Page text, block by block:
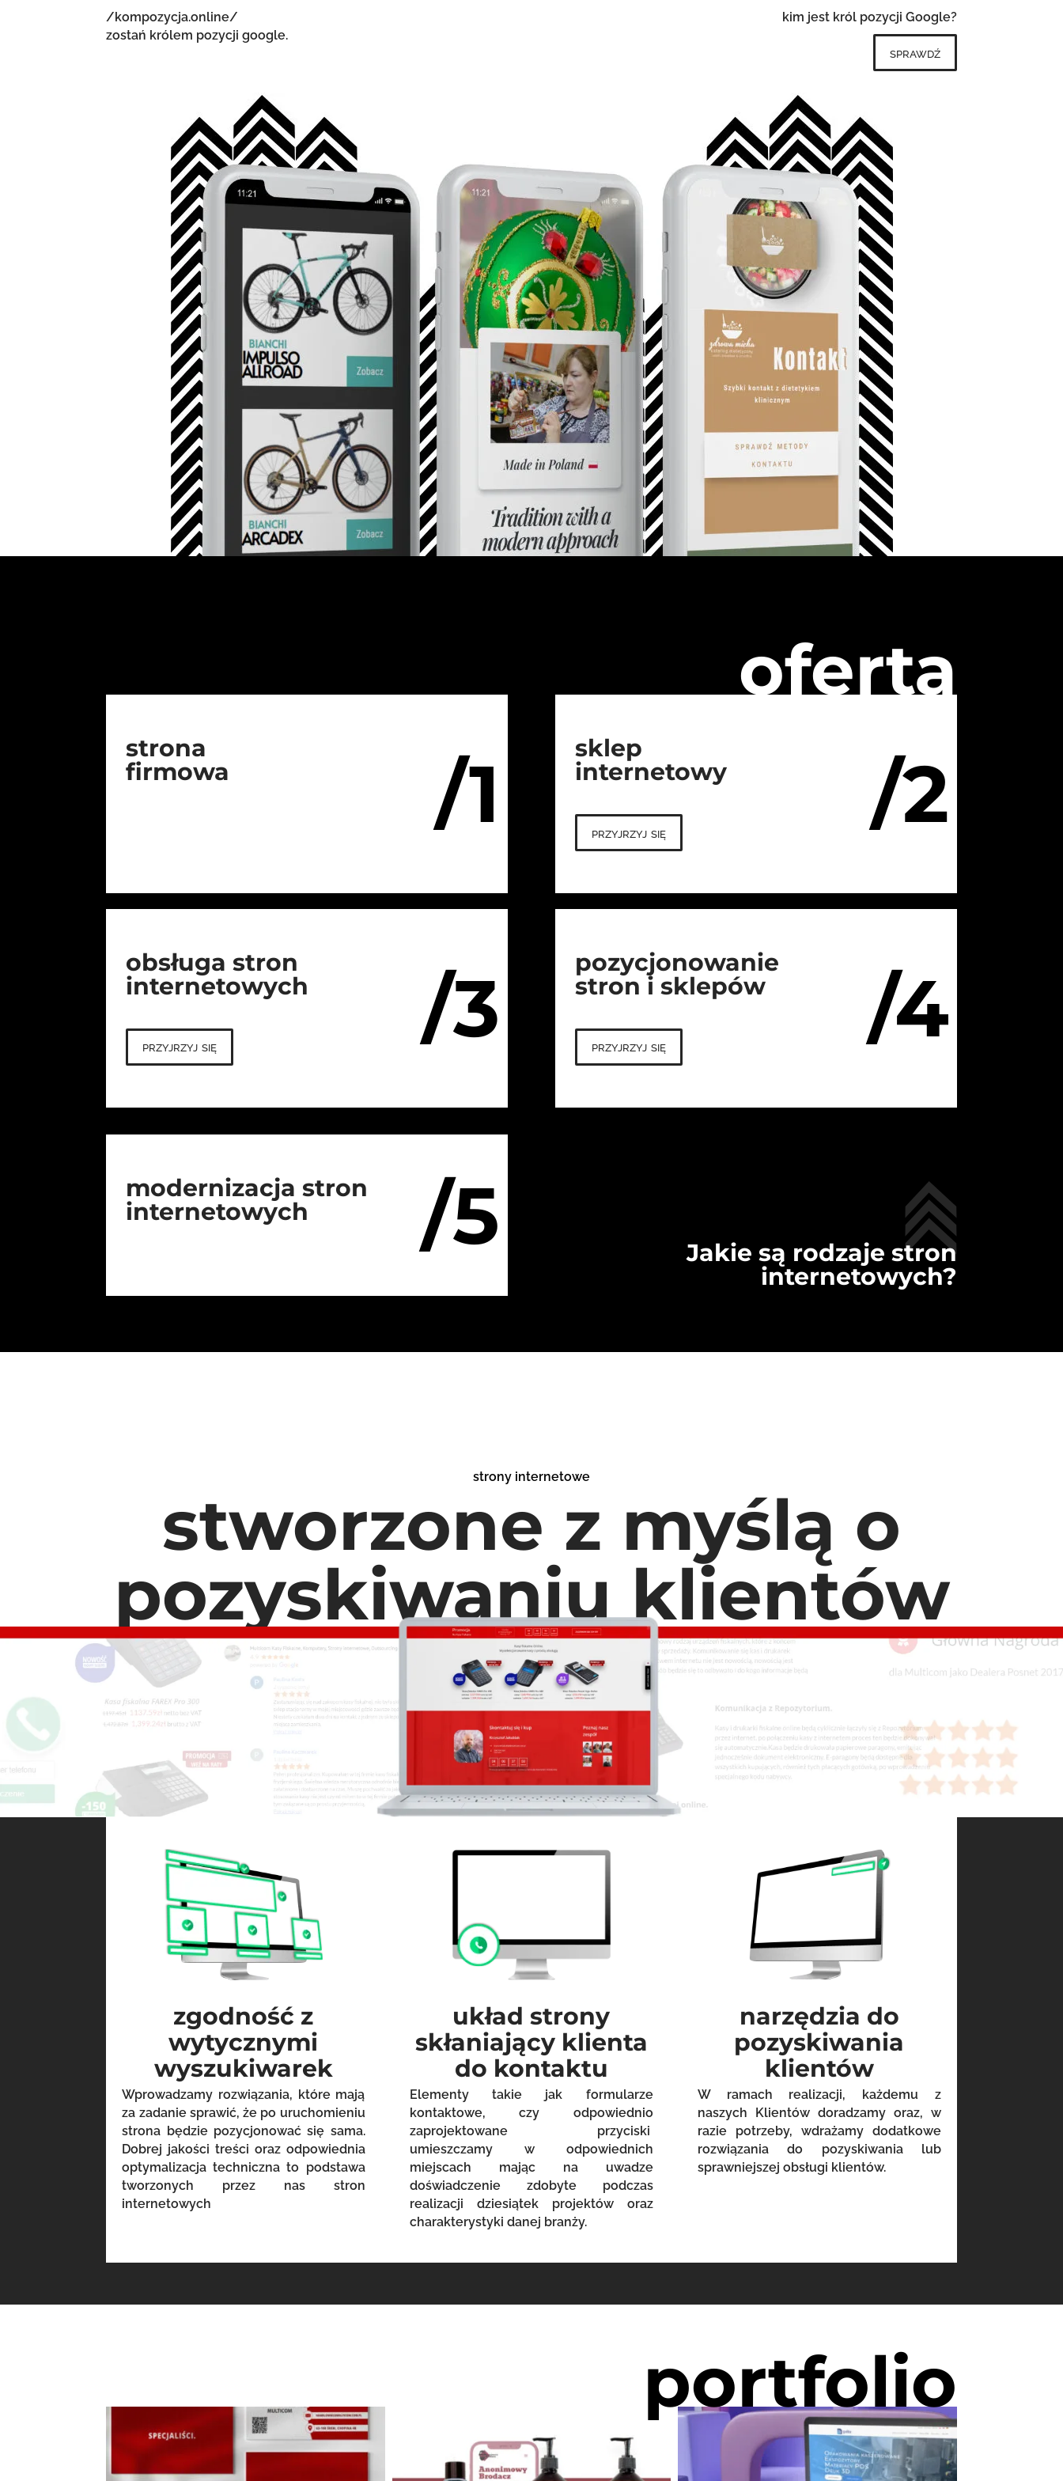
/kompozycja.online/
zostań królem pozycji google.
kim jest król pozycji Google?
sprawdź
oferta
/1
strona
firmowa
/2
sklep
internetowy
przyjrzyj się
/3
obsługa stron
internetowych
przyjrzyj się /4
pozycjonowanie
stron i sklepów
przyjrzyj się
/5
modernizacja stron
internetowych
Jakie są rodzaje stron
internetowych?
strony internetowe
stworzone z myślą o
pozyskiwaniu klientów
zgodność z
wytycznymi
wyszukiwarek
Wprowadzamy rozwiązania, które mają
za zadanie sprawić, że po uruchomieniu
strona będzie pozycjonować się sama.
Dobrej jakości treści oraz odpowiednia
optymalizacja techniczna to podstawa
tworzonych przez nas stron
internetowych
układ strony
skłaniający klienta
do kontaktu
Elementy takie jak formularze
kontaktowe, czy odpowiednio
zaprojektowane przyciski
umieszczamy w odpowiednich
miejscach mając na uwadze
doświadczenie zdobyte podczas
realizacji dziesiątek projektów oraz
charakterystyki danej branży.
narzędzia do
pozyskiwania
klientów
W ramach realizacji, każdemu z
naszych Klientów doradzamy oraz, w
razie potrzeby, wdrażamy dodatkowe
rozwiązania do pozyskiwania lub
sprawniejszej obsługi klientów.
portfolio